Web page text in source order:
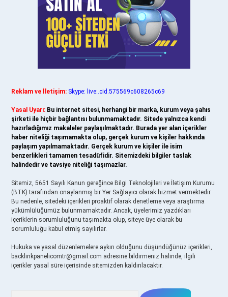
Reklam ve İletişim: Skype: live:.cid.575569c608265c69
Yasal Uyarı: Bu internet sitesi, herhangi bir marka, kurum veya şahıs
şirketi ile hiçbir bağlantısı bulunmamaktadır. Sitede yalnızca kendi
hazırladığımız makaleler paylaşılmaktadır. Burada yer alan içerikler
haber niteliği taşımamakta olup, gerçek kurum ve kişiler hakkında
paylaşım yapılmamaktadır. Gerçek kurum ve kişiler ile isim
benzerlikleri tamamen tesadüfidir. Sitemizdeki bilgiler taslak
halindedir ve tavsiye niteliği taşımazlar.
Sitemiz, 5651 Sayılı Kanun gereğince Bilgi Teknolojileri ve İletişim Kurumu
(BTK) tarafından onaylanmış bir Yer Sağlayıcı olarak hizmet vermektedir.
Bu nedenle, sitedeki içerikleri proaktif olarak denetleme veya araştırma
yükümlülüğümüz bulunmamaktadır. Ancak, üyelerimiz yazdıkları
içeriklerin sorumluluğunu taşımakta olup, siteye üye olarak bu
sorumluluğu kabul etmiş sayılırlar.
Hukuka ve yasal düzenlemelere aykırı olduğunu düşündüğünüz içerikleri,
backlinkpanelicomtr@gmail.com adresine bildirmeniz halinde, ilgili
içerikler yasal süre içerisinde sitemizden kaldırılacaktır.